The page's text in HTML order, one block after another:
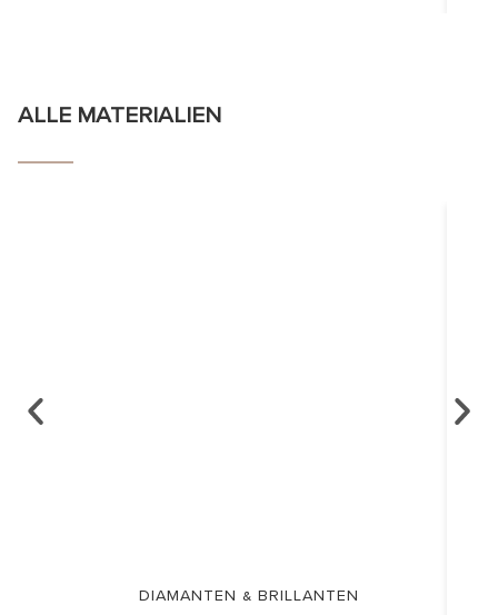
ALLE MATERIALIEN
DIAMANTEN & BRILLANTEN